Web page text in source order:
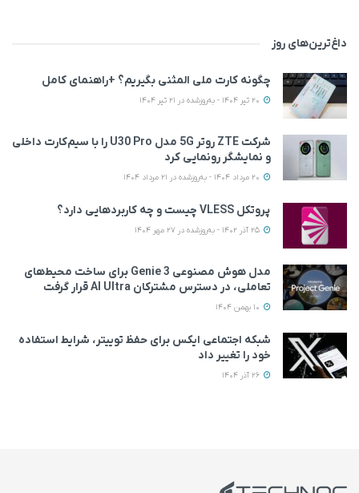
داغ‌ترین‌های روز
چگونه کارت ملی المثنی بگیریم؟ +راهنمای کامل
شرکت ZTE روتر 5G مدل U30 Pro را با سیم‌کارت داخلی
و نمایشگر رونمایی کرد
پروتکل VLESS چیست و چه کاربردهایی دارد؟
مدل هوش مصنوعی Genie 3 برای ساخت محیط‌های
تعاملی، در دسترس مشترکان AI Ultra قرار گرفت
شبکه اجتماعی ایکس برای حفظ توییتر، شرایط استفاده
خود را تغییر داد